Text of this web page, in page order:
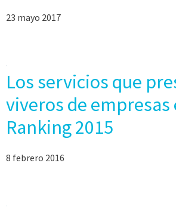
23 mayo 2017
Los servicios que
viveros de empresas
Ranking 2015
8 febrero 2016